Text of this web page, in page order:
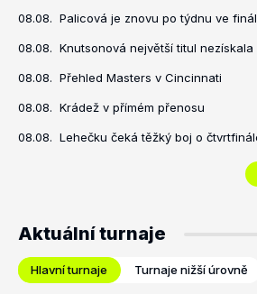
08.08. Palicová je znovu po týdnu ve
08.08. Knutsonová největší titul nezískala
08.08. Přehled Masters v Cincinnati
08.08. Krádež v přímém přenosu
08.08. Lehečku čeká těžký boj o
Aktuální turnaje
Hlavní turnaje Turnaje nižší úrovně